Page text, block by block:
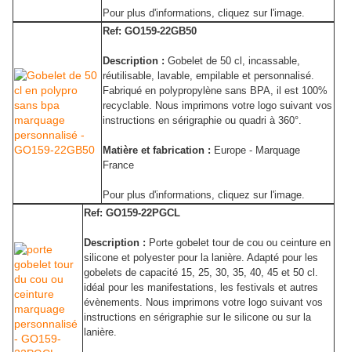
Pour plus d'informations, cliquez sur l'image.
Ref: GO159-22GB50
Description : Gobelet de 50 cl, incassable,
réutilisable, lavable, empilable et personnalisé.
Fabriqué en polypropylène sans BPA, il est 100%
recyclable. Nous imprimons votre logo suivant vos
instructions en sérigraphie ou quadri à 360°.
Matière et fabrication : Europe - Marquage
France
Pour plus d'informations, cliquez sur l'image.
Ref: GO159-22PGCL
Description : Porte gobelet tour de cou ou ceinture en
silicone et polyester pour la lanière. Adapté pour les
gobelets de capacité 15, 25, 30, 35, 40, 45 et 50 cl.
idéal pour les manifestations, les festivals et autres
évènements. Nous imprimons votre logo suivant vos
instructions en sérigraphie sur le silicone ou sur la
lanière.